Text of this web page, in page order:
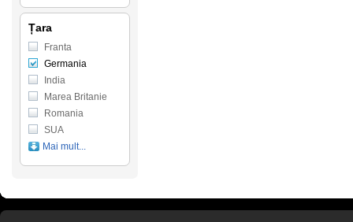
Țara
Franta
Germania
India
Marea Britanie
Romania
SUA
Mai mult...